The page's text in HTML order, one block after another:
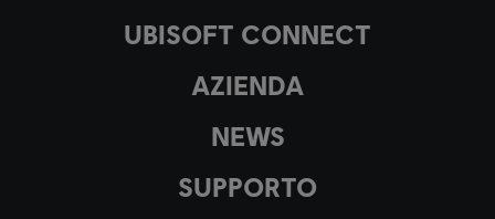
UBISOFT CONNECT
AZIENDA
NEWS
SUPPORTO